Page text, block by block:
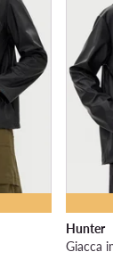
Hunter
Giacca